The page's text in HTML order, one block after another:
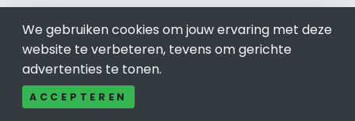
Direct naar
Rijscholen Waddinxveen
Fietswinkels Waddinxveen
We gebruiken cookies om jouw ervaring met deze
website te verbeteren, tevens om gerichte
advertenties te tonen.
ACCEPTEREN